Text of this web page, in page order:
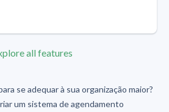
all features
se adequar à sua organização maior?
um sistema de agendamento